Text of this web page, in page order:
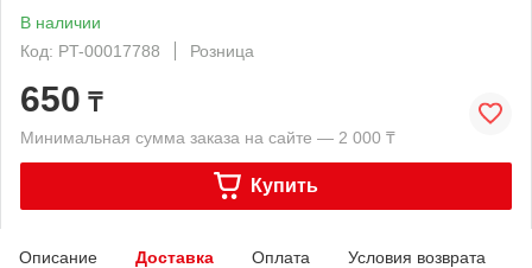
В наличии
Код: PT-00017788
Розница
650 ₸
Минимальная сумма заказа на сайте — 2 000 ₸
Купить
Описание Доставка Оплата Условия возврата